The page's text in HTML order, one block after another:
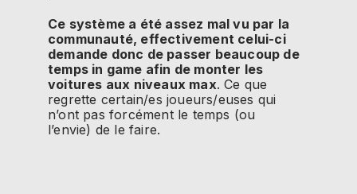
Ce système a été assez mal vu par la
communauté, effectivement celui-ci
demande donc de passer beaucoup de
temps in game afin de monter les
voitures aux niveaux max. Ce que
regrette certain/es joueurs/euses qui
n’ont pas forcément le temps (ou
l’envie) de le faire.